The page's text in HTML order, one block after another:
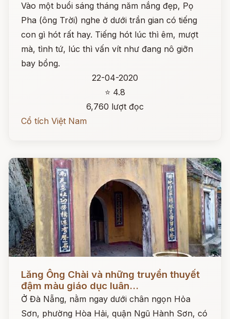
Vào một buổi sáng tháng năm nắng đẹp, Pọ
Pha (ông Trời) nghe ở dưới trần gian có tiếng
con gì hót rất hay. Tiếng hót lúc thì êm, mượt
mà, tình tứ, lúc thì vấn vít như đang nô giỡn
bay bổng.
22-04-2020
⭐ 4.8
6,760 lượt đọc
Cổ tích Việt Nam
Lăng Ông Chài và những truyền thuyết
đậm màu giáo dục luân...
Ở Đà Nẵng, nằm ngay dưới chân ngọn Hỏa
Sơn, phường Hòa Hải, quận Ngũ Hành Sơn, có